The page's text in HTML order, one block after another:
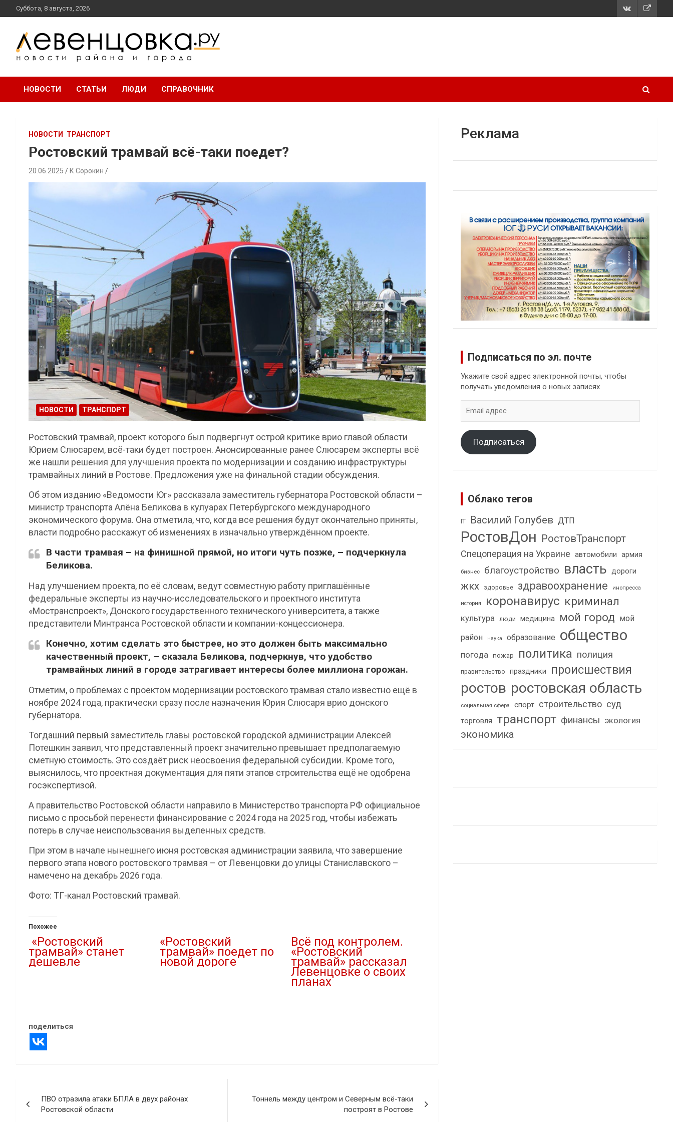
перейти
к
Суббота, 8 августа, 2026
Левенцовка Ру
НОВОСТИ СТАТЬИ ЛЮДИ СПРАВОЧНИК
НОВОСТИ ТРАНСПОРТ
Ростовский трамвай всё-таки поедет?
20.06.2025 К.Сорокин
НОВОСТИ ТРАНСПОРТ
Ростовский трамвай, проект которого был подвергнут острой критике врио главой области
Юрием Слюсарем, всё-таки будет построен. Анонсированные ранее Слюсарем эксперты всё
же нашли решения для улучшения проекта по модернизации и созданию инфраструктуры
трамвайных линий в Ростове. Предложения уже на финальной стадии обсуждения.
Об этом изданию «Ведомости Юг» рассказала заместитель губернатора Ростовской области –
министр транспорта Алёна Беликова в кулуарах Петербургского международного
экономического форума. Она отметила, что, когда все решения будут окончательно приняты,
власти подробно расскажут об изменениях в изначально утверждённом проекте.
В части трамвая – на финишной прямой, но итоги чуть позже, – подчеркнула
Беликова.
Над улучшением проекта, по её словам, ведут совместную работу приглашённые
федеральные эксперты из научно-исследовательского и проектного института
«Мостранспроект», Донского государственного технического университета, а также
представители Минтранса Ростовской области и компании-концессионера.
Конечно, хотим сделать это быстрее, но это должен быть максимально
качественный проект, – сказала Беликова, подчеркнув, что удобство
трамвайных линий в городе затрагивает интересы более миллиона горожан.
Отметим, о проблемах с проектом модернизации ростовского трамвая стало известно ещё в
ноябре 2024 года, практически сразу после назначения Юрия Слюсаря врио донского
губернатора.
Тогдашний первый заместитель главы ростовской городской администрации Алексей
Потешкин заявил, что представленный проект значительно превышает предполагаемую
сметную стоимость. Это создаёт риск неосвоения федеральной субсидии. Кроме того,
выяснилось, что проектная документация для пяти этапов строительства ещё не одобрена
госэкспертизой.
А правительство Ростовской области направило в Министерство транспорта РФ официальное
письмо с просьбой перенести финансирование с 2024 года на 2025 год, чтобы избежать
потерь в случае неиспользования выделенных средств.
При этом в начале нынешнего июня ростовская администрации заявила, что завершение
первого этапа нового ростовского трамвая – от Левенцовки до улицы Станиславского –
намечено на декабрь 2026 года.
Фото: ТГ-канал Ростовский трамвай.
Похожее
«Ростовский
трамвай» станет
дешевле
«Ростовский
трамвай» поедет по
новой дороге
Всё под контролем.
«Ростовский
трамвай» рассказал
Левенцовке о своих
планах
поделиться
по
ПВО отразила атаки БПЛА в двух районах
Ростовской области
Тоннель между центром и Северным всё-таки
построят в Ростове
Реклама
Подписаться по эл. почте
Укажите свой адрес электронной почты, чтобы
получать уведомления о новых записях
адрес
Подписаться
Облако тегов
IT Василий Голубев ДТП
РостовДон РостовТранспорт
Спецоперация на Украине автомобили армия
бизнес благоустройство власть дороги
жкх здоровье здравоохранение инопресса
история коронавирус криминал
культура люди медицина мой город мой
район
наука образование общество
погода пожар политика полиция
правительство праздники происшествия
ростов ростовская область
социальная сфера спорт строительство суд
торговля транспорт финансы экология
экономика